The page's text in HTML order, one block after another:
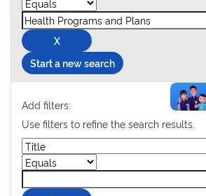
Start a new search
Add filters:
Use filters to refine the search results.